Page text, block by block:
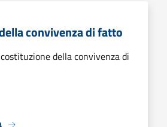
convivenza di fatto
della convivenza di